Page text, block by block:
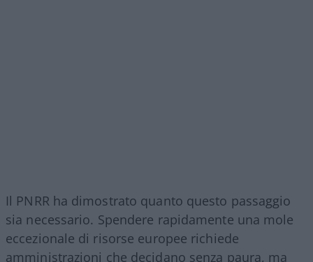
Il PNRR ha dimostrato quanto questo passaggio
sia necessario. Spendere rapidamente una mole
eccezionale di risorse europee richiede
amministrazioni che decidano senza paura, ma